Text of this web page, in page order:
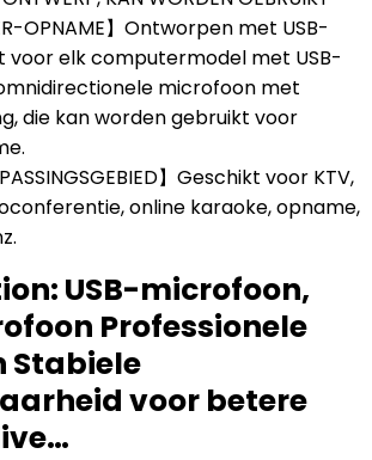
OPNAME】Ontworpen met USB-
voor elk computermodel met USB-
microfoon met
die kan worden gebruikt voor
】Geschikt voor KTV,
online karaoke, opname,
USB-microfoon,
Professionele
Stabiele
voor betere